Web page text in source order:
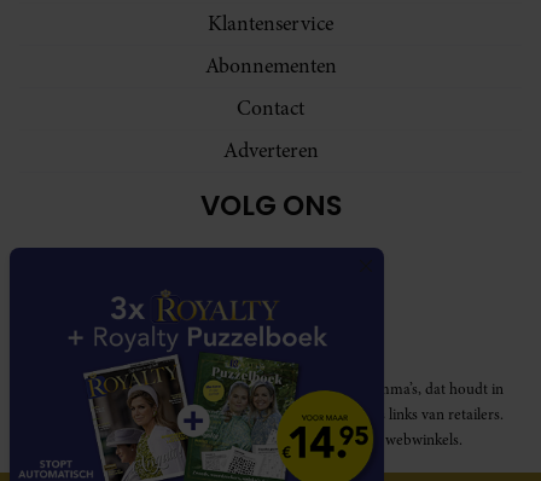
Klantenservice
Abonnementen
Contact
Adverteren
VOLG ONS
Royalty participeert in diverse affiliate marketing programma’s, dat houdt in
dat Royalty commissies ontvangt voor aankopen middels links van retailers.
Deze website wordt niet gesponsord door de genoemde webwinkels.